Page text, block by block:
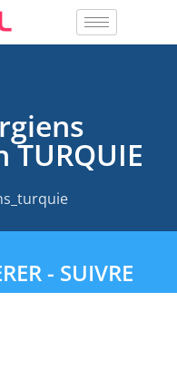
- SUIVRE